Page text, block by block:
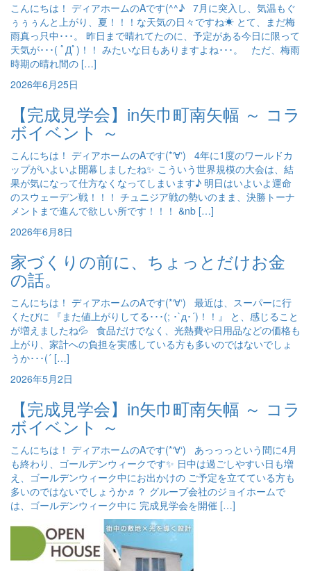
こんにちは！ ディアホームのAです(^^♪ 7月に突入し、気温もぐ
ぅぅぅんと上がり、夏！！！な天気の日々ですね☀ とて、まだ梅
雨真っ只中･･･。 昨日まで晴れてたのに、予定がある今日に限って
天気が･･･( ﾟДﾟ)！！ みたいな日もありますよね･･･。 ただ、梅雨
時期の晴れ間の […]
2026年6月25日
【完成見学会】in矢巾町南矢幅 ～ コラ
ボイベント ～
こんにちは！ ディアホームのAです(*‘∀‘) 4年に1度のワールドカ
ップがいよいよ開幕しましたね✨ こういう世界規模の大会は、結
果が気になって仕方なくなってしまいます♪ 明日はいよいよ運命
のスウェーデン戦！！！ チュニジア戦の勢いのまま、決勝トーナ
メントまで進んで欲しい所です！！！ &nb […]
2026年6月8日
家づくりの前に、ちょっとだけお金
の話。
こんにちは！ ディアホームのAです(*‘∀‘) 最近は、スーパーに行
くたびに 『また値上がりしてる･･･(; ･`д･´)！！』 と、感じること
が増えましたね💦 食品だけでなく、光熱費や日用品などの価格も
上がり、家計への負担を実感している方も多いのではないでしょ
うか･･･(´ […]
2026年5月2日
【完成見学会】in矢巾町南矢幅 ～ コラ
ボイベント ～
こんにちは！ ディアホームのAです(*‘∀‘) あっっっという間に4月
も終わり、ゴールデンウィークです✨ 日中は過ごしやすい日も増
え、ゴールデンウィーク中にお出かけの ご予定を立てている方も
多いのではないでしょうか♬？ グループ会社のジョイホームで
は、ゴールデンウィーク中に 完成見学会を開催 […]